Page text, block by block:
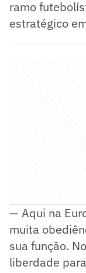
ramo
estratégico
— Aqui na
muita
sua função.
liberdade